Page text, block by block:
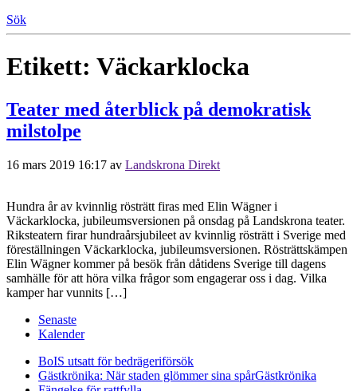
Sök
Etikett: Väckarklocka
Teater med återblick på demokratisk
milstolpe
16 mars 2019 16:17 av Landskrona Direkt
Hundra år av kvinnlig rösträtt firas med Elin Wägner i
Väckarklocka, jubileumsversionen på onsdag på Landskrona teater.
Riksteatern firar hundraårsjubileet av kvinnlig rösträtt i Sverige med
föreställningen Väckarklocka, jubileumsversionen. Rösträttskämpen
Elin Wägner kommer på besök från dåtidens Sverige till dagens
samhälle för att höra vilka frågor som engagerar oss i dag. Vilka
kamper har vunnits […]
Senaste
Kalender
BoIS utsatt för bedrägeriförsök
Gästkrönika: När staden glömmer sina spårGästkrönika